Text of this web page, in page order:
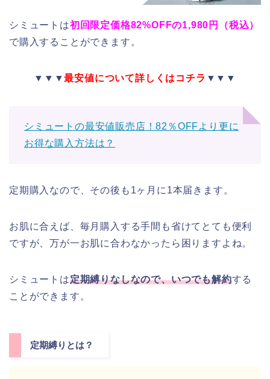
シミュートは初回限定価格82%OFFの1,980円（税込）
で購入することができます。
▼▼▼最安値について詳しくはコチラ ▼▼▼
シミュートの最安値販売店！82％OFFより更に
お得な購入方法は？
定期購入なので、その後も1ヶ月に1本届きます。
お肌に合えば、毎月購入する手間も省けてとても便利
ですが、万が一お肌に合わなかったら困りますよね。
シミュートは定期縛りなしなので、いつでも解約する
ことができます。
定期縛りとは？